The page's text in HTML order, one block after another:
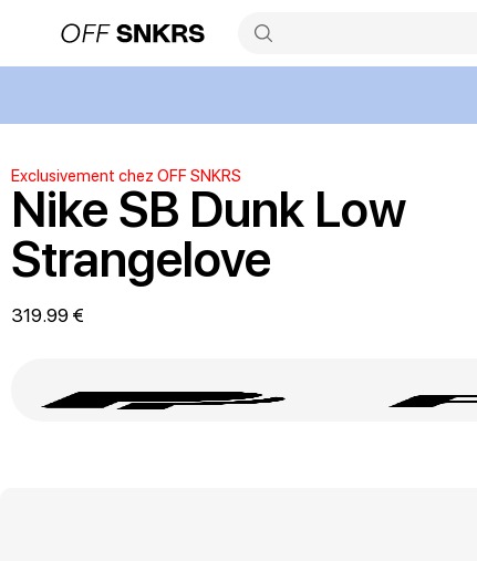
Exclusivement chez OFF SNKRS
Nike SB Dunk Low
Strangelove
319.99 €